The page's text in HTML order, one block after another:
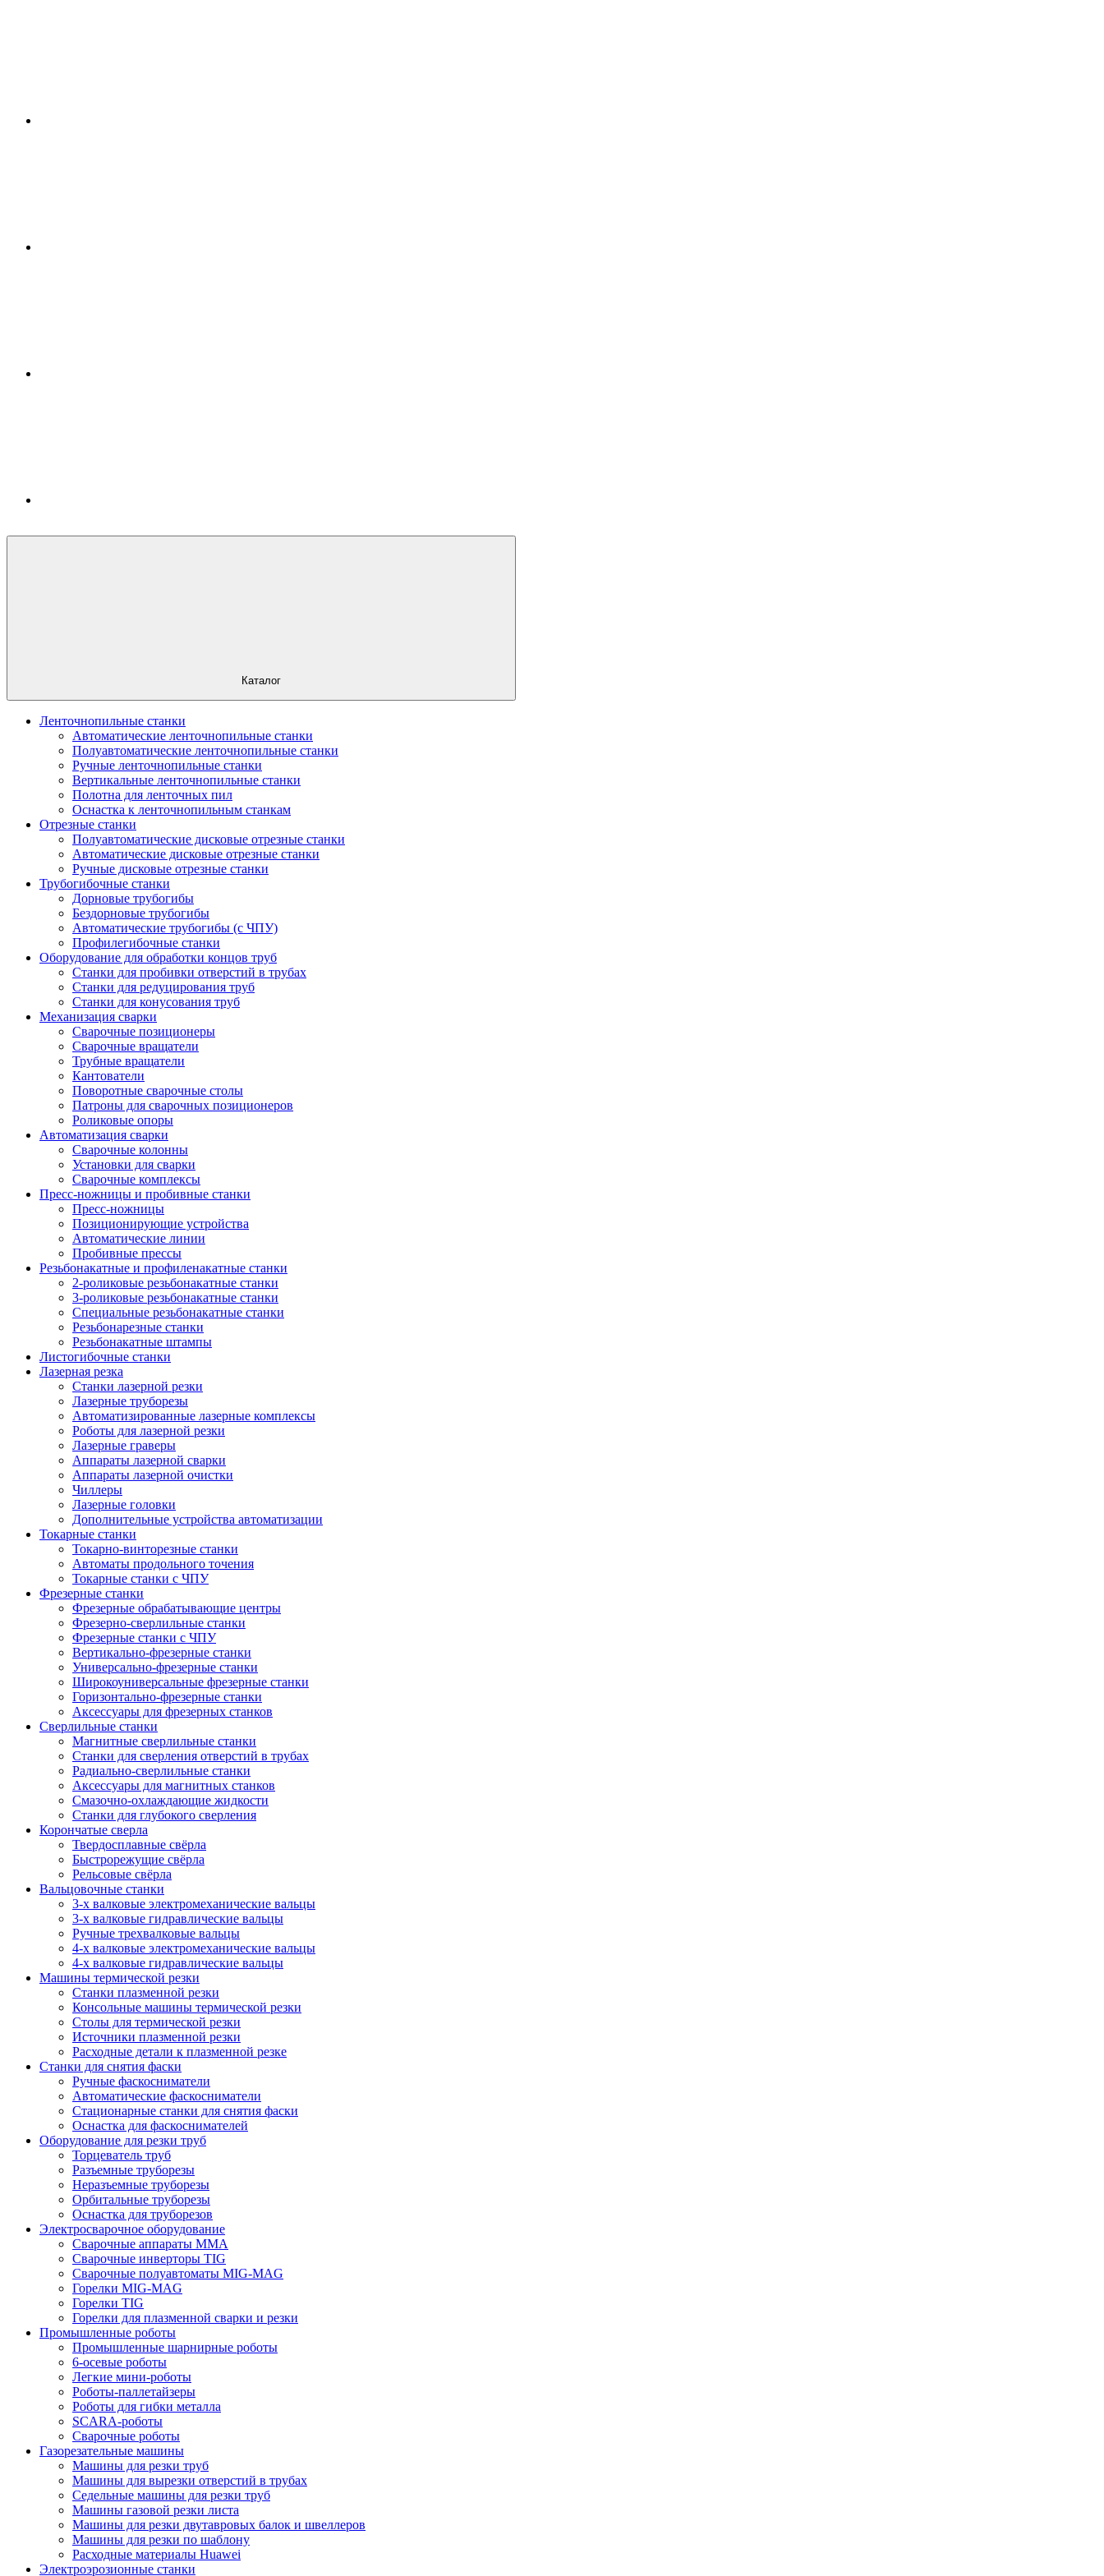
Каталог
Ленточнопильные станки
Автоматические ленточнопильные станки
Полуавтоматические ленточнопильные станки
Ручные ленточнопильные станки
Вертикальные ленточнопильные станки
Полотна для ленточных пил
Оснастка к ленточнопильным станкам
Отрезные станки
Полуавтоматические дисковые отрезные станки
Автоматические дисковые отрезные станки
Ручные дисковые отрезные станки
Трубогибочные станки
Дорновые трубогибы
Бездорновые трубогибы
Автоматические трубогибы (с ЧПУ)
Профилегибочные станки
Оборудование для обработки концов труб
Станки для пробивки отверстий в трубах
Станки для редуцирования труб
Станки для конусования труб
Механизация сварки
Сварочные позиционеры
Сварочные вращатели
Трубные вращатели
Кантователи
Поворотные сварочные столы
Патроны для сварочных позиционеров
Роликовые опоры
Автоматизация сварки
Сварочные колонны
Установки для сварки
Сварочные комплексы
Пресс-ножницы и пробивные станки
Пресс-ножницы
Позиционирующие устройства
Автоматические линии
Пробивные прессы
Резьбонакатные и профиленакатные станки
2-роликовые резьбонакатные станки
3-роликовые резьбонакатные станки
Специальные резьбонакатные станки
Резьбонарезные станки
Резьбонакатные штампы
Листогибочные станки
Лазерная резка
Станки лазерной резки
Лазерные труборезы
Автоматизированные лазерные комплексы
Роботы для лазерной резки
Лазерные граверы
Аппараты лазерной сварки
Аппараты лазерной очистки
Чиллеры
Лазерные головки
Дополнительные устройства автоматизации
Токарные станки
Токарно-винторезные станки
Автоматы продольного точения
Токарные станки с ЧПУ
Фрезерные станки
Фрезерные обрабатывающие центры
Фрезерно-сверлильные станки
Фрезерные станки с ЧПУ
Вертикально-фрезерные станки
Универсально-фрезерные станки
Широкоуниверсальные фрезерные станки
Горизонтально-фрезерные станки
Аксессуары для фрезерных станков
Сверлильные станки
Магнитные сверлильные станки
Станки для сверления отверстий в трубах
Радиально-сверлильные станки
Аксессуары для магнитных станков
Смазочно-охлаждающие жидкости
Станки для глубокого сверления
Корончатые сверла
Твердосплавные свёрла
Быстрорежущие свёрла
Рельсовые свёрла
Вальцовочные станки
3-х валковые электромеханические вальцы
3-х валковые гидравлические вальцы
Ручные трехвалковые вальцы
4-х валковые электромеханические вальцы
4-х валковые гидравлические вальцы
Машины термической резки
Станки плазменной резки
Консольные машины термической резки
Столы для термической резки
Источники плазменной резки
Расходные детали к плазменной резке
Станки для снятия фаски
Ручные фаскосниматели
Автоматические фаскосниматели
Стационарные станки для снятия фаски
Оснастка для фаскоснимателей
Оборудование для резки труб
Торцеватель труб
Разъемные труборезы
Неразъемные труборезы
Орбитальные труборезы
Оснастка для труборезов
Электросварочное оборудование
Сварочные аппараты MMA
Сварочные инверторы TIG
Сварочные полуавтоматы MIG-MAG
Горелки MIG-MAG
Горелки TIG
Горелки для плазменной сварки и резки
Промышленные роботы
Промышленные шарнирные роботы
6-осевые роботы
Легкие мини-роботы
Роботы-паллетайзеры
Роботы для гибки металла
SCARA-роботы
Сварочные роботы
Газорезательные машины
Машины для резки труб
Машины для вырезки отверстий в трубах
Седельные машины для резки труб
Машины газовой резки листа
Машины для резки двутавровых балок и швеллеров
Машины для резки по шаблону
Расходные материалы Huawei
Электроэрозионные станки